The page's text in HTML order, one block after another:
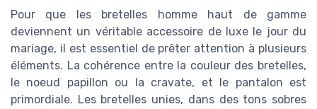
Pour que les bretelles homme haut de gamme
deviennent un véritable accessoire de luxe le jour du
mariage, il est essentiel de prêter attention à plusieurs
éléments. La cohérence entre la couleur des bretelles,
le noeud papillon ou la cravate, et le pantalon est
primordiale. Les bretelles unies, dans des tons sobres